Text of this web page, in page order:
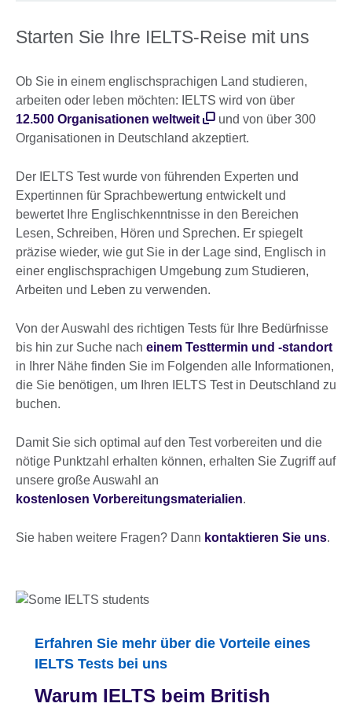
Starten Sie Ihre IELTS-Reise mit uns
Ob Sie in einem englischsprachigen Land studieren,
arbeiten oder leben möchten: IELTS wird von über
12.500 Organisationen weltweit
und von über 300
Organisationen in Deutschland akzeptiert.
Der IELTS Test wurde von führenden Experten und
Expertinnen für Sprachbewertung entwickelt und
bewertet Ihre Englischkenntnisse in den Bereichen
Lesen, Schreiben, Hören und Sprechen. Er spiegelt
präzise wieder, wie gut Sie in der Lage sind, Englisch in
einer englischsprachigen Umgebung zum Studieren,
Arbeiten und Leben zu verwenden.
Von der Auswahl des richtigen Tests für Ihre Bedürfnisse
bis hin zur Suche nach einem Testtermin und ‑standort
in Ihrer Nähe finden Sie im Folgenden alle Informationen,
die Sie benötigen, um Ihren IELTS Test in Deutschland zu
buchen.
Damit Sie sich optimal auf den Test vorbereiten und die
nötige Punktzahl erhalten können, erhalten Sie Zugriff auf
unsere große Auswahl an
kostenlosen Vorbereitungsmaterialien.
Sie haben weitere Fragen? Dann kontaktieren Sie uns.
Erfahren Sie mehr über die Vorteile eines
IELTS Tests bei uns
Warum IELTS beim British